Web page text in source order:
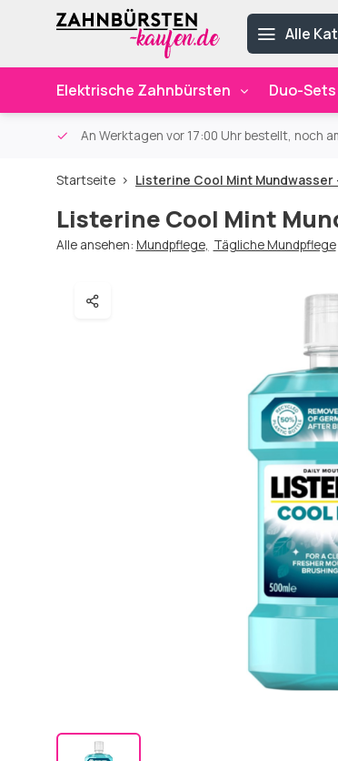
Alle
Elektrische Zahnbürsten Duo-Sets
An Werktagen vor 17:00 Uhr bestellt, noch
Startseite Listerine Cool Mint Mundwasser
Listerine Cool Mint
Alle ansehen: Mundpflege, Tägliche Mundpflege